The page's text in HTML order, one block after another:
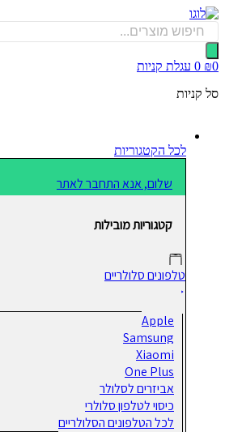
0 עגלת קניות
לכל הקטגוריות
שלום, אנא התחבר לאתר
קטגוריות מובילות
טלפונים סלולריים
Apple
Samsung
Xiaomi
One Plus
אביזרים לסלולר
כיסוי לטלפון סלולרי
לכל הטלפונים הסלולריים